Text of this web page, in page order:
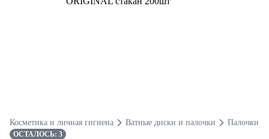
Косметика и личная гигиена Ватные диски и палочки Палочки
ОСТАЛОСЬ: 3